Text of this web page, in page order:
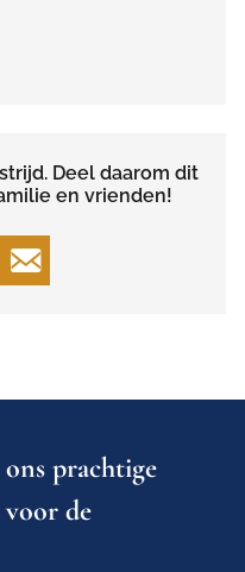
Deel daarom dit
en vrienden!
prachtige
de